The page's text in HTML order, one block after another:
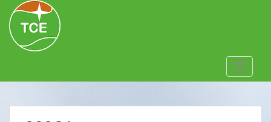
Skip to main content